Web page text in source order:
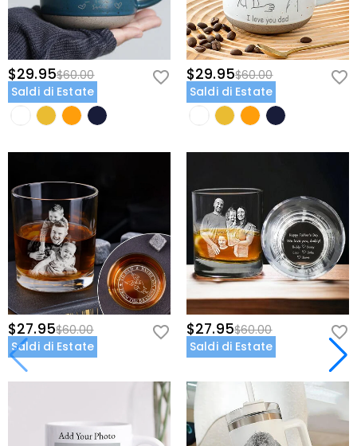
$29.95$60.00
Saldi di Estate
$29.95$60.00
Saldi di Estate
$27.95$60.00
Saldi di Estate
$27.95$60.00
Saldi di Estate